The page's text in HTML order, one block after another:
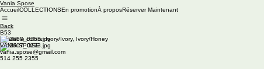
Vania Spose
AccueilCOLLECTIONSEn promotionÀ proposRéserver Maintenant
Back
B53
Available colors: Ivory/Ivory, Ivory/Honey
VANIA SPOSE
vania.spose@gmail.com
514 255 2355